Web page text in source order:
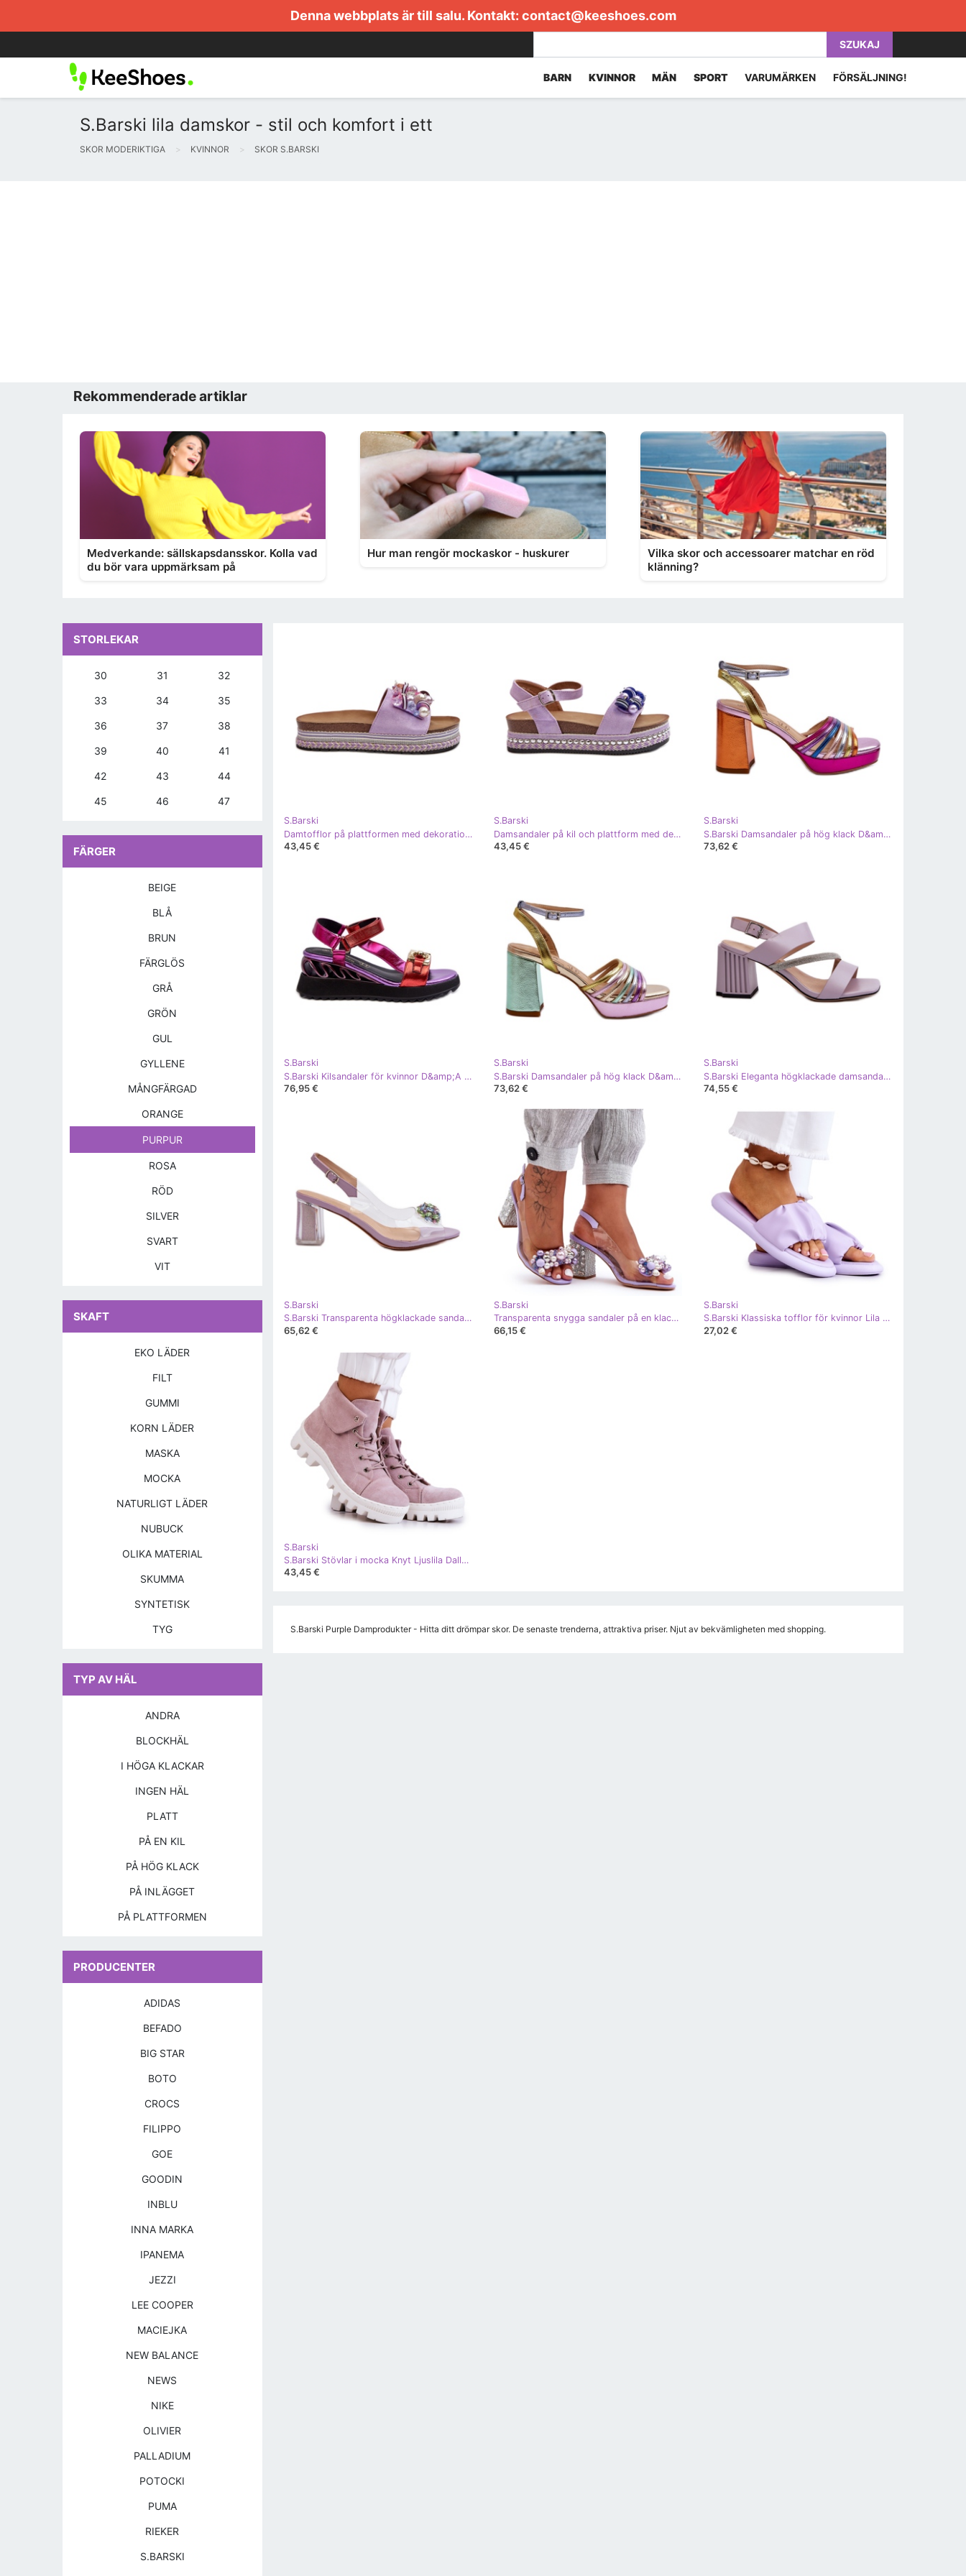
Denna webbplats är till salu. Kontakt: contact@keeshoes.com
SZUKAJ
BARN KVINNOR MÄN SPORT VARUMÄRKEN FÖRSÄLJNING!
S.Barski lila damskor - stil och komfort i ett
SKOR MODERIKTIGA KVINNOR SKOR S.BARSKI
Rekommenderade artiklar
Medverkande: sällskapsdansskor. Kolla vad
du bör vara uppmärksam på
Hur man rengör mockaskor - huskurer
Vilka skor och accessoarer matchar en röd
klänning?
S.Barski
Damtofflor på plattformen med dekorationer S.Barski HY077 Lila purpur
43,45 €
S.Barski
Damsandaler på kil och plattform med dekorationer S.Barski HY056 Lila purpur
43,45 €
S.Barski
S.Barski Damsandaler på hög klack D&amp;A CR920 Multicolor purpur
73,62 €
S.Barski
S.Barski Kilsandaler för kvinnor D&amp;A CR954 Lila purpur
76,95 €
S.Barski
S.Barski Damsandaler på hög klack D&amp;A CR920 Multicolor purpur
73,62 €
S.Barski
S.Barski Eleganta högklackade damsandaler Lila D&amp;A MR38-549 purpur
74,55 €
S.Barski
S.Barski Transparenta högklackade sandaler med dekoration Lila D&amp;A MR38-454 purpur
65,62 €
S.Barski
Transparenta snygga sandaler på en klack Lila S.Barski MR1037-17 purpur
66,15 €
S.Barski
S.Barski Klassiska tofflor för kvinnor Lila Feline purpur
27,02 €
S.Barski
S.Barski Stövlar i mocka Knyt Ljuslila Dalles purpur
43,45 €
S.Barski Purple Damprodukter - Hitta ditt drömpar skor. De senaste trenderna, attraktiva priser. Njut av bekvämligheten med shopping.
STORLEKAR
30 31 32
33 34 35
36 37 38
39 40 41
42 43 44
45 46 47
FÄRGER
BEIGE
BLÅ
BRUN
FÄRGLÖS
GRÅ
GRÖN
GUL
GYLLENE
MÅNGFÄRGAD
ORANGE
PURPUR
ROSA
RÖD
SILVER
SVART
VIT
SKAFT
EKO LÄDER
FILT
GUMMI
KORN LÄDER
MASKA
MOCKA
NATURLIGT LÄDER
NUBUCK
OLIKA MATERIAL
SKUMMA
SYNTETISK
TYG
TYP AV HÄL
ANDRA
BLOCKHÄL
I HÖGA KLACKAR
INGEN HÄL
PLATT
PÅ EN KIL
PÅ HÖG KLACK
PÅ INLÄGGET
PÅ PLATTFORMEN
PRODUCENTER
ADIDAS
BEFADO
BIG STAR
BOTO
CROCS
FILIPPO
GOE
GOODIN
INBLU
INNA MARKA
IPANEMA
JEZZI
LEE COOPER
MACIEJKA
NEW BALANCE
NEWS
NIKE
OLIVIER
PALLADIUM
POTOCKI
PUMA
RIEKER
S.BARSKI